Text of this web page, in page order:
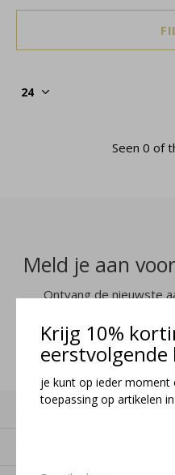
Krijg 10%
je kunt op ieder moment
toepassing op artikelen
Seen 0 of
Meld je aan
Ontvang de nieuwste
Klantenservice